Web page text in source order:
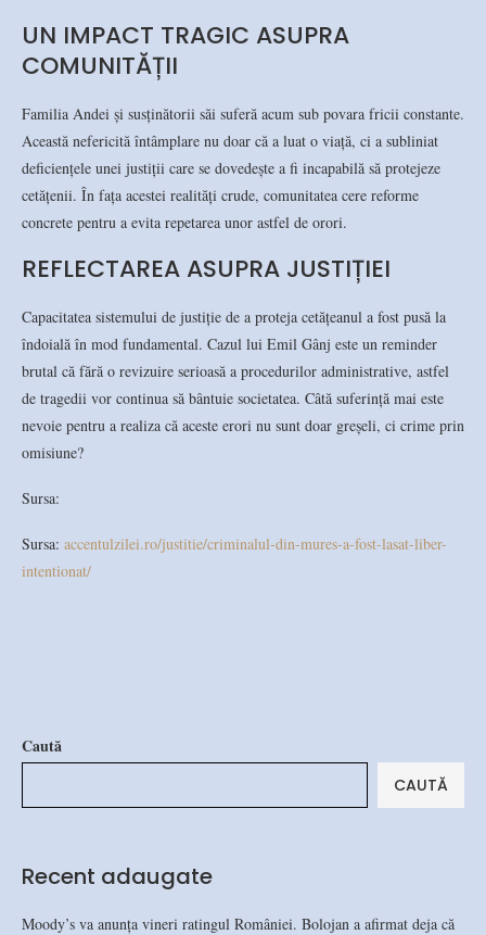
UN IMPACT TRAGIC ASUPRA
COMUNITĂȚII
Familia Andei și susținătorii săi suferă acum sub povara fricii constante.
Această nefericită întâmplare nu doar că a luat o viață, ci a subliniat
deficiențele unei justiții care se dovedește a fi incapabilă să protejeze
cetățenii. În fața acestei realități crude, comunitatea cere reforme
concrete pentru a evita repetarea unor astfel de orori.
REFLECTAREA ASUPRA JUSTIȚIEI
Capacitatea sistemului de justiție de a proteja cetățeanul a fost pusă la
îndoială în mod fundamental. Cazul lui Emil Gânj este un reminder
brutal că fără o revizuire serioasă a procedurilor administrative, astfel
de tragedii vor continua să bântuie societatea. Câtă suferință mai este
nevoie pentru a realiza că aceste erori nu sunt doar greșeli, ci crime prin
omisiune?
Sursa:
Sursa: accentulzilei.ro/justitie/criminalul-din-mures-a-fost-lasat-liber-
intentionat/
Caută
CAUTĂ
Recent adaugate
Moody’s va anunța vineri ratingul României. Bolojan a afirmat deja că